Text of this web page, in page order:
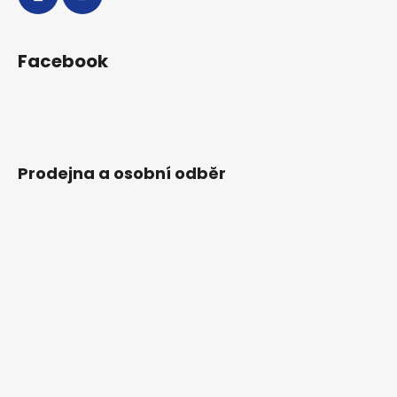
Facebook
Prodejna a osobní odběr